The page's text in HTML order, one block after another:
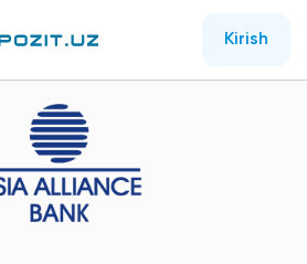
Kirish